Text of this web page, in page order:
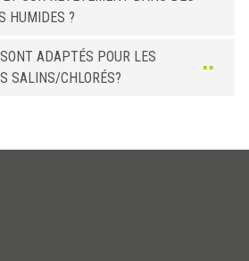
HUMIDES ?
ADAPTÉS POUR LES
SALINS/CHLORÉS?